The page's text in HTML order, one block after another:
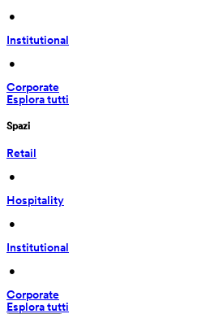
•
Institutional
•
Corporate
Esplora tutti
Spazi
Retail
•
Hospitality
•
Institutional
•
Corporate
Esplora tutti